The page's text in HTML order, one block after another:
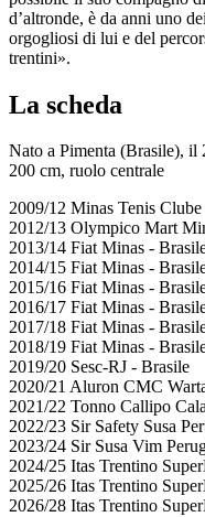
d’altronde, è da anni uno
orgogliosi di lui e del
trentini».
La scheda
Nato a Pimenta (Brasile), il
200 cm, ruolo centrale
2009/12 Minas Tenis
2012/13 Olympico Mart
2013/14 Fiat Minas -
2014/15 Fiat Minas -
2015/16 Fiat Minas -
2016/17 Fiat Minas -
2017/18 Fiat Minas -
2018/19 Fiat Minas -
2019/20 Sesc-RJ - Brasile
2020/21 Aluron CMC
2021/22 Tonno Callipo
2022/23 Sir Safety Susa
2023/24 Sir Susa Vim
2024/25 Itas Trentino
2025/26 Itas Trentino
2026/28 Itas Trentino